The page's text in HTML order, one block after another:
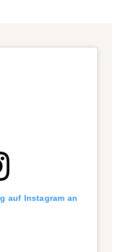
auf Instagram an